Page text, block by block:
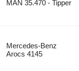
MAN 35.470 - Tipper
Mercedes-Benz
Arocs 4145